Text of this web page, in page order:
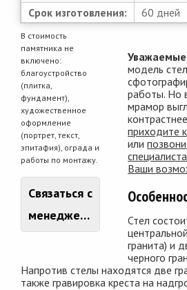
Срок изготовления:
60 дней
В стоимость
памятника не
включено:
благоустройство
(плитка,
фундамент),
художественное
оформление
(портрет, текст,
эпитафия), ограда и
работы по монтажу.
Связаться с
менеджером
модель
работы. Но
мрамор
приходите
или
Ваши
Стел
гранита) и
черного
Напротив стелы находятся две
также гравировка креста на